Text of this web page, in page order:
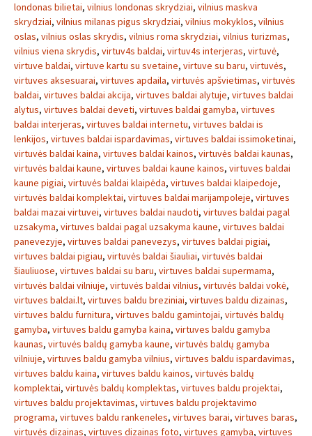
londonas bilietai, vilnius londonas skrydziai, vilnius maskva
skrydziai, vilnius milanas pigus skrydziai, vilnius mokyklos, vilnius
oslas, vilnius oslas skrydis, vilnius roma skrydziai, vilnius turizmas,
vilnius viena skrydis, virtuv4s baldai, virtuv4s interjeras, virtuvė,
virtuve baldai, virtuve kartu su svetaine, virtuve su baru, virtuvės,
virtuves aksesuarai, virtuves apdaila, virtuvės apšvietimas, virtuvės
baldai, virtuves baldai akcija, virtuves baldai alytuje, virtuves baldai
alytus, virtuves baldai deveti, virtuves baldai gamyba, virtuves
baldai interjeras, virtuves baldai internetu, virtuves baldai is
lenkijos, virtuves baldai ispardavimas, virtuves baldai issimoketinai,
virtuvės baldai kaina, virtuves baldai kainos, virtuvės baldai kaunas,
virtuvės baldai kaune, virtuves baldai kaune kainos, virtuves baldai
kaune pigiai, virtuvės baldai klaipėda, virtuves baldai klaipedoje,
virtuvės baldai komplektai, virtuves baldai marijampoleje, virtuves
baldai mazai virtuvei, virtuves baldai naudoti, virtuves baldai pagal
uzsakyma, virtuves baldai pagal uzsakyma kaune, virtuves baldai
panevezyje, virtuves baldai panevezys, virtuves baldai pigiai,
virtuves baldai pigiau, virtuvės baldai šiauliai, virtuvės baldai
šiauliuose, virtuves baldai su baru, virtuves baldai supermama,
virtuvės baldai vilniuje, virtuvės baldai vilnius, virtuvės baldai vokė,
virtuves baldai.lt, virtuves baldu breziniai, virtuves baldu dizainas,
virtuves baldu furnitura, virtuves baldu gamintojai, virtuvės baldų
gamyba, virtuves baldu gamyba kaina, virtuves baldu gamyba
kaunas, virtuvės baldų gamyba kaune, virtuvės baldų gamyba
vilniuje, virtuves baldu gamyba vilnius, virtuves baldu ispardavimas,
virtuves baldu kaina, virtuves baldu kainos, virtuvės baldų
komplektai, virtuvės baldų komplektas, virtuves baldu projektai,
virtuves baldu projektavimas, virtuves baldu projektavimo
programa, virtuves baldu rankeneles, virtuves barai, virtuves baras,
virtuvės dizainas, virtuves dizainas foto, virtuves gamyba, virtuves